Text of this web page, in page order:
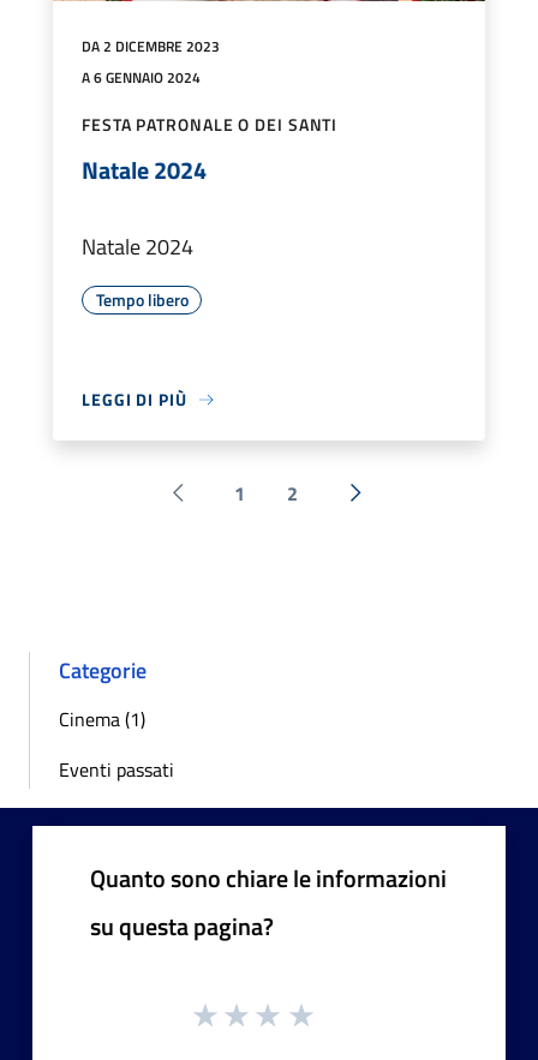
DA 2 DICEMBRE 2023
A 6 GENNAIO 2024
FESTA PATRONALE O DEI SANTI
Natale 2024
Natale 2024
Tempo libero
LEGGI DI PIÙ
Pagina precedente
1 2 Successiva »
Categorie
Cinema (1)
Eventi passati
Quanto sono chiare le informazioni
su questa pagina?